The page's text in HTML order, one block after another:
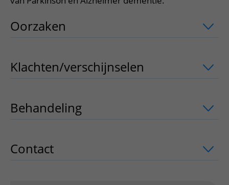
Oorzaken uitklapper, klik om te
Klachten/verschijnselen uitklapper,
Behandeling uitklapper, klik om te
Contact uitklapper, klik om te openen